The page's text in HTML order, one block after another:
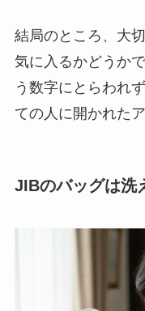
結局のところ、大
気に入るかどうか
う数字にとらわれ
ての人に開かれた
JIBのバッグは洗